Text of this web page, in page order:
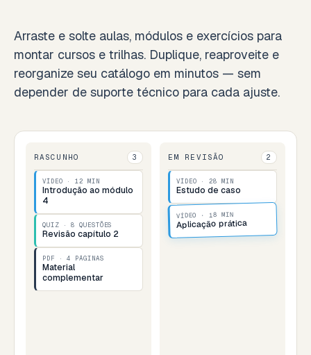
Arraste e solte aulas, módulos e exercícios para
montar cursos e trilhas. Duplique, reaproveite e
reorganize seu catálogo em minutos — sem
depender de suporte técnico para cada ajuste.
RASCUNHO 3
VÍDEO · 12 MIN
Introdução ao módulo
4
QUIZ · 8 QUESTÕES
Revisão capítulo 2
PDF · 4 PÁGINAS
Material
complementar
EM REVISÃO 2
VÍDEO · 28 MIN
Estudo de caso
VÍDEO · 18 MIN
Aplicação prática